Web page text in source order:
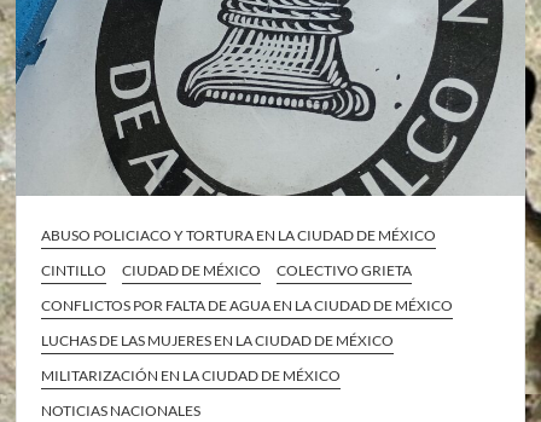
ABUSO POLICIACO Y TORTURA EN LA CIUDAD DE MÉXICO
CINTILLO
CIUDAD DE MÉXICO
COLECTIVO GRIETA
CONFLICTOS POR FALTA DE AGUA EN LA CIUDAD DE MÉXICO
LUCHAS DE LAS MUJERES EN LA CIUDAD DE MÉXICO
MILITARIZACIÓN EN LA CIUDAD DE MÉXICO
NOTICIAS NACIONALES